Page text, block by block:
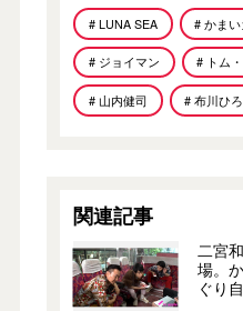
# LUNA SEA # かま
# ジョイマン # トム
# 山内健司 # 布川ひ
関連記事
二宮
場。
ぐり